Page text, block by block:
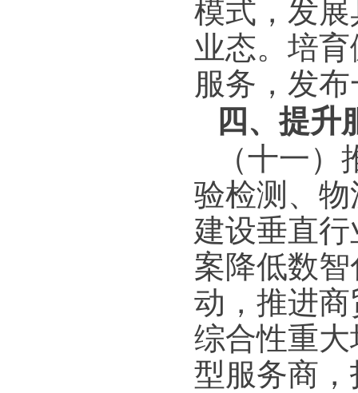
模式，发
业态。培
服务，发
四、提升
（十一
验检测、
建设垂直
案降低数
动，推进
综合性重
型服务商